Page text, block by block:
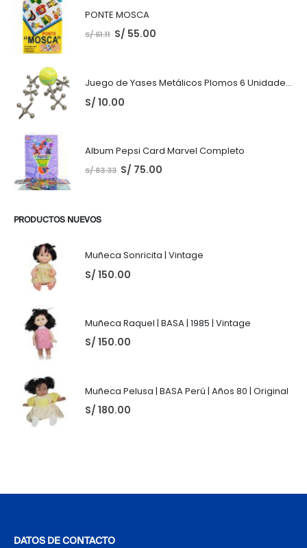
PONTE MOSCA
S/61.11 S/ 55.00
Juego de Yases Metálicos Plomos 6 Unidades + Pelota de Goma (En Bolsita Lista para Regalar)
S/ 10.00
Album Pepsi Card Marvel Completo
S/83.33 S/ 75.00
PRODUCTOS NUEVOS
Muñeca Sonricita | Vintage
S/ 150.00
Muñeca Raquel | BASA | 1985 | Vintage
S/ 150.00
Muñeca Pelusa | BASA Perú | Años 80 | Original
S/ 180.00
DATOS DE CONTACTO